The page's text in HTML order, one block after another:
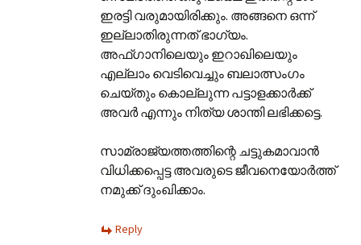
ഇരട്ടി വരുമായിരിക്കും. അങ്ങനെ ഒന്ന്
ഇല്ലാതിരുന്നത് ഭാഗ്യം.
അഫ്ഗാനിലെയും ഇറാഖിലെയും
എല്ലാം വെടിവെച്ചും ബലാത്സംഗം
ചെയ്തും കൊല്ലുന്ന പട്ടാളക്കാര്‍ക്ക്
അവര്‍ എന്നും നിത്യ ശാന്തി ലഭിക്കട്ടെ.
സാമ്രാജ്യത്തത്തിന്റെ ചട്ടുകമാവാന്‍
വിധിക്കപ്പെട്ട അവരുടെ ജീവനെയോര്‍ത്ത്
നമുക്ക് ദുംഖിക്കാം.
Reply